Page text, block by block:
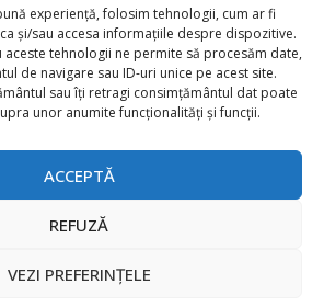
experiență, folosim tehnologii, cum ar fi
și/sau accesa informațiile despre dispozitive.
tehnologii ne permite să procesăm date,
de navigare sau ID-uri unice pe acest site.
sau îți retragi consimțământul dat poate
unor anumite funcționalități și funcții.
ACCEPTĂ
REFUZĂ
VEZI PREFERINȚELE
Publicitate
“Electronica Azi”